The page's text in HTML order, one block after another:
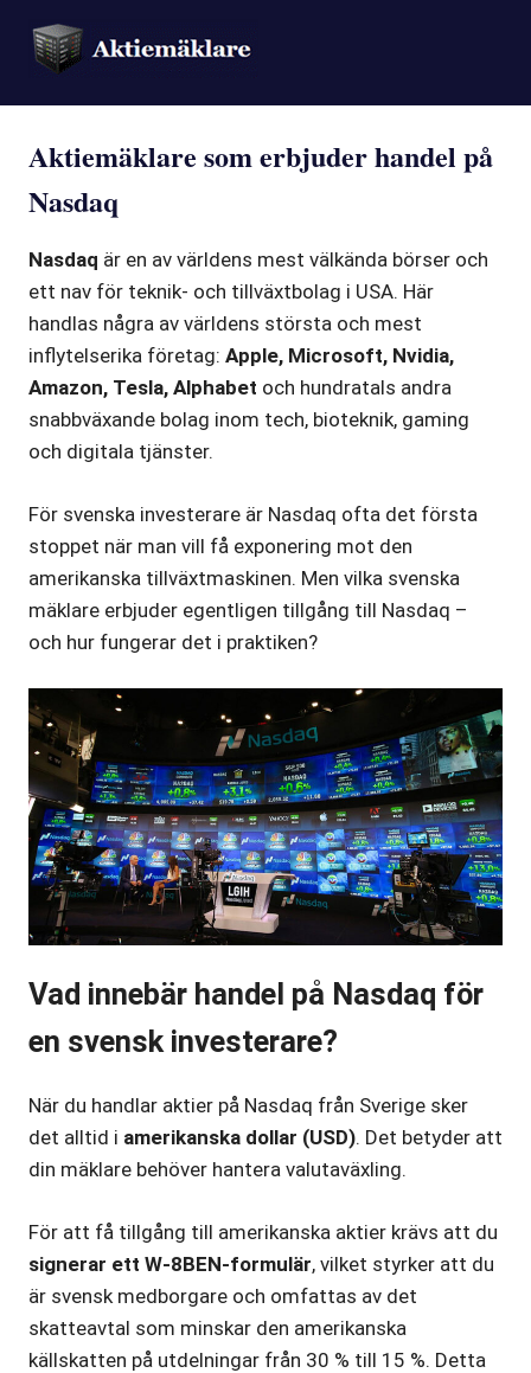
Aktiemäklare som erbjuder handel på
Nasdaq
Nasdaq är en av världens mest välkända börser och
ett nav för teknik- och tillväxtbolag i USA. Här
handlas några av världens största och mest
inflytelserika företag: Apple, Microsoft, Nvidia,
Amazon, Tesla, Alphabet och hundratals andra
snabbväxande bolag inom tech, bioteknik, gaming
och digitala tjänster.
För svenska investerare är Nasdaq ofta det första
stoppet när man vill få exponering mot den
amerikanska tillväxtmaskinen. Men vilka svenska
mäklare erbjuder egentligen tillgång till Nasdaq –
och hur fungerar det i praktiken?
Vad innebär handel på Nasdaq för
en svensk investerare?
När du handlar aktier på Nasdaq från Sverige sker
det alltid i amerikanska dollar (USD). Det betyder att
din mäklare behöver hantera valutaväxling.
För att få tillgång till amerikanska aktier krävs att du
signerar ett W-8BEN-formulär, vilket styrker att du
är svensk medborgare och omfattas av det
skatteavtal som minskar den amerikanska
källskatten på utdelningar från 30 % till 15 %. Detta